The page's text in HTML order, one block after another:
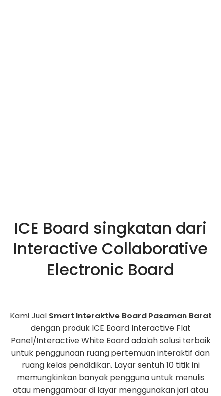
ICE Board singkatan dari
Interactive Collaborative
Electronic Board
Kami Jual Smart Interaktive Board Pasaman Barat
dengan produk ICE Board Interactive Flat
Panel/Interactive White Board adalah solusi terbaik
untuk penggunaan ruang pertemuan interaktif dan
ruang kelas pendidikan. Layar sentuh 10 titik ini
memungkinkan banyak pengguna untuk menulis
atau menggambar di layar menggunakan jari atau